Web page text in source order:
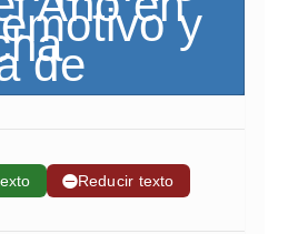
➖Reducir texto